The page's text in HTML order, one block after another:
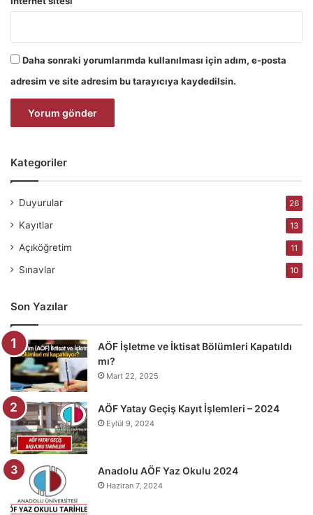
Daha sonraki yorumlarımda kullanılması için adım, e-posta
adresim ve site adresim bu tarayıcıya kaydedilsin.
Kategoriler
Duyurular 26
Kayıtlar 13
Açıköğretim 11
Sınavlar 10
Son Yazılar
AÖF İşletme ve İktisat Bölümleri Kapatıldı
mı?
Mart 22, 2025
AÖF Yatay Geçiş Kayıt İşlemleri – 2024
Eylül 9, 2024
Anadolu AÖF Yaz Okulu 2024
Haziran 7, 2024